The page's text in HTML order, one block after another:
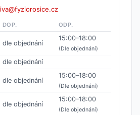
iva@fyziorosice.cz
DOP. ODP.
dle objednání
15:00–18:00
(Dle objednání)
dle objednání
dle objednání
15:00–18:00
(Dle objednání)
dle objednání
15:00–18:00
(Dle objednání)